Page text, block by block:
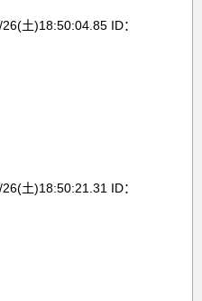
土)18:50:04.85 ID：
土)18:50:21.31 ID：